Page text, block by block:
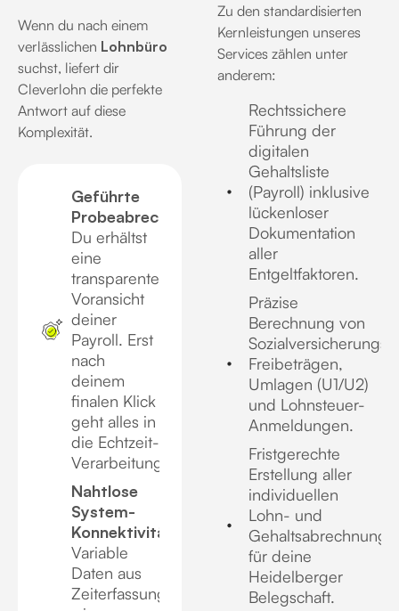
Wenn du nach einem
verlässlichen Lohnbüro
suchst, liefert dir
Cleverlohn die perfekte
Antwort auf diese
Komplexität.
Geführte
Probeabrechnung:
Du erhältst
eine
transparente
Voransicht
deiner
Payroll. Erst
nach
deinem
finalen Klick
geht alles in
die Echtzeit-
Verarbeitung.
Nahtlose
System-
Konnektivität:
Variable
Daten aus
Zeiterfassungssystemen
Zu den standardisierten
Kernleistungen unseres
Services zählen unter
anderem:
Rechtssichere
Führung der
digitalen
Gehaltsliste
(Payroll) inklusive
lückenloser
Dokumentation
aller
Entgeltfaktoren.
Präzise
Berechnung von
Freibeträgen,
Umlagen (U1/U2)
und Lohnsteuer-
Anmeldungen.
Fristgerechte
Erstellung aller
individuellen
Lohn- und
für deine
Heidelberger
Belegschaft.